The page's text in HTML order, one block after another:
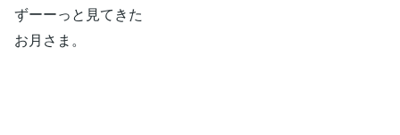
ずーーっと見てきた
お月さま。